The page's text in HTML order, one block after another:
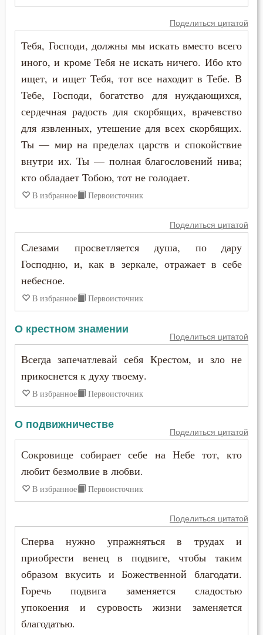
Мужество
Мученичество
Мысли
Мытарство
Надежда
Наказание
Намерение
Насмешка
Наставление
Начальство
Ненависть
Нерадение
Нечувствие
Обида
Общение
Оправдание себя
Оскорбление
Оставление Богом
Осуждение
Поделиться цитатой
Тебя, Господи, должны мы искать вместо всего
иного, и кроме Тебя не искать ничего. Ибо кто
ищет, и ищет Тебя, тот все находит в Тебе. В
Тебе, Господи, богатство для нуждающихся,
сердечная радость для скорбящих, врачевство
для язвленных, утешение для всех скорбящих.
Ты — мир на пределах царств и спокойствие
внутри их. Ты — полная благословений нива;
кто обладает Тобою, тот не голодает.
В избранное Первоисточник
Поделиться цитатой
Слезами просветляется душа, по дару
Господню, и, как в зеркале, отражает в себе
небесное.
В избранное Первоисточник
О крестном знамении
Поделиться цитатой
Всегда запечатлевай себя Крестом, и зло не
прикоснется к духу твоему.
В избранное Первоисточник
О подвижничестве
Поделиться цитатой
Сокровище собирает себе на Небе тот, кто
любит безмолвие в любви.
В избранное Первоисточник
Поделиться цитатой
Сперва нужно упражняться в трудах и
приобрести венец в подвиге, чтобы таким
образом вкусить и Божественной благодати.
Горечь подвига заменяется сладостью
упокоения и суровость жизни заменяется
благодатью.